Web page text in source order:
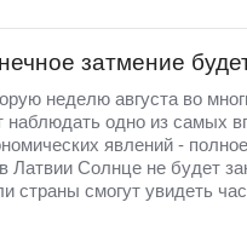
затмение
неделю августа во
наблюдать одно из самых
явлений -
Латвии Солнце не будет
страны смогут увидеть